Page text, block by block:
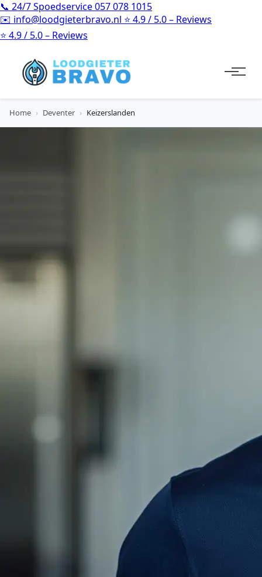
📞 24/7 Spoedservice057 078 1015
✉️ info@loodgieterbravo.nl ⭐ 4.9 / 5.0 – Reviews
⭐ 4.9 / 5.0 – Reviews
Home › Deventer › Keizerslanden